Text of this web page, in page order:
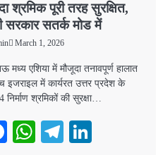
श्रमिक पूरी तरह सुरक्षित,
सरकार सतर्क मोड में
March 1, 2026
मध्य एशिया में मौजूदा तनावपूर्ण हालात
इजराइल में कार्यरत उत्तर प्रदेश के
निर्माण श्रमिकों की सुरक्षा…
Facebook
WhatsApp
Telegram